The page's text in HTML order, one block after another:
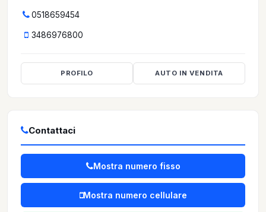
0518659454
3486976800
PROFILO AUTO IN VENDITA
Contattaci
Mostra numero fisso
Mostra numero cellulare